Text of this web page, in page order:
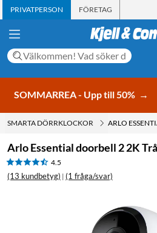
PRIVATPERSON FÖRETAG
SOMMARREA - Upp till 50% →
SMARTA DÖRRKLOCKOR
Arlo Essential doorbell 2 2K
4.5
(13 kundbetyg) | (1 fråga/svar)